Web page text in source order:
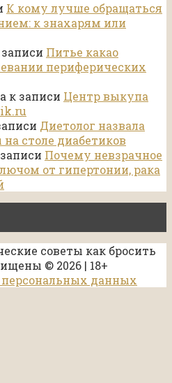
К кому лучше обращаться
к знахарям или
Питье какао
периферических
к записи Центр выкупа
Диетолог назвала
столе диабетиков
Почему невзрачное
от гипертонии, рака
советы как бросить
© 2026 | 18+
персональных данных